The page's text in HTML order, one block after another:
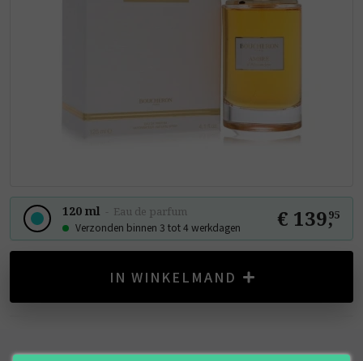
120 ml - Eau de parfum
Verzonden binnen 3 tot 4 werkdagen € 139,
95
IN WINKELMAND